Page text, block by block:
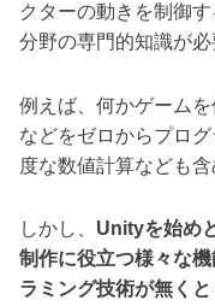
クターの動きを制御
分野の専門的知識が必
例えば、何かゲーム
などをゼロからプロ
度な数値計算なども
しかし、 Unityを始め
制作に役立つ様々な
ラミング技術が無く